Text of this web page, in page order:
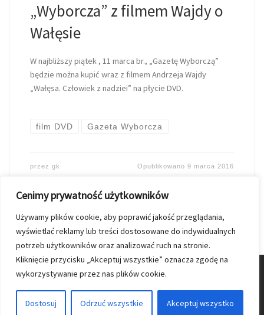
Cenimy prywatność użytkowników
Używamy plików cookie, aby poprawić jakość przeglądania,
wyświetlać reklamy lub treści dostosowane do indywidualnych
potrzeb użytkowników oraz analizować ruch na stronie.
Kliknięcie przycisku „Akceptuj wszystkie” oznacza zgodę na
wykorzystywanie przez nas plików cookie.
Dostosuj Odrzuć wszystkie Akceptuj wszystko
„Wyborcza” z filmem Wajdy o
Wałęsie
W najbliższy piątek , 11 marca br., „Gazetę Wyborczą”
będzie można kupić wraz z filmem Andrzeja Wajdy
„Wałęsa. Człowiek z nadziei” na płycie DVD.
film DVD Gazeta Wyborcza
przez gk Opublikowano9 marca 2016
© 2026 Nasz Kolporter – Wszelkie prawa zastrzezone